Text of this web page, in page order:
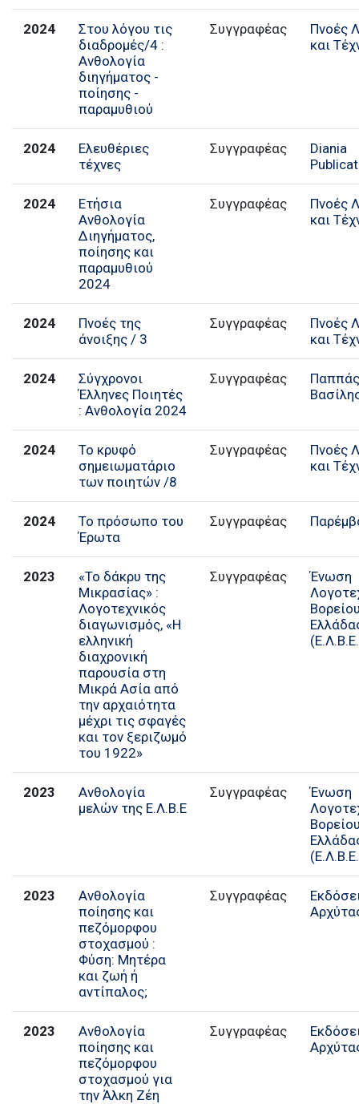
2024
Στου λόγου τις
διαδρομές/4 :
Ανθολογία
διηγήματος -
ποίησης -
παραμυθιού
Συγγραφέας
Πνοές
και
2024
Ελευθέριες
τέχνες
Συγγραφέας
Diania
2024
Ετήσια
Ανθολογία
Διηγήματος,
ποίησης και
παραμυθιού
2024
Συγγραφέας
Πνοές
και
2024
Πνοές της
άνοιξης / 3
Συγγραφέας
Πνοές
και
2024
Σύγχρονοι
Έλληνες Ποιητές
: Ανθολογία 2024
Συγγραφέας
2024
Το κρυφό
σημειωματάριο
των ποιητών /8
Συγγραφέας
Πνοές
και
2024
Το πρόσωπο του
Έρωτα
2023
«Το δάκρυ της
Μικρασίας» :
Λογοτεχνικός
διαγωνισμός, «Η
ελληνική
διαχρονική
παρουσία στη
Μικρά Ασία από
την αρχαιότητα
μέχρι τις σφαγές
και τον ξεριζωμό
του 1922»
Ένωση
2023
Ανθολογία
μελών της Ε.Λ.Β.Ε
Συγγραφέας
Ένωση
2023
Ανθολογία
ποίησης και
πεζόμορφου
στοχασμού :
Φύση: Μητέρα
και ζωή ή
αντίπαλος;
Συγγραφέας
2023
Ανθολογία
ποίησης και
πεζόμορφου
στοχασμού για
την Άλκη Ζέη
Συγγραφέας